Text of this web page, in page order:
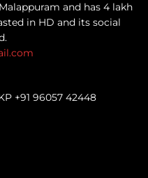
and has 4 lakh
in HD and its social
+91 96057 42448